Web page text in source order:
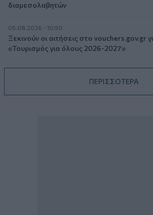
διαμεσολαβητών
05.08.2026 - 10:50
Ξεκινούν οι αιτήσεις στο vouchers.gov.gr
«Τουρισμός για όλους 2026-2027»
ΠΕΡΙΣΣΟΤΕΡΑ